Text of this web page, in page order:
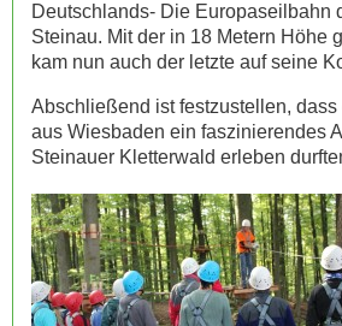
Deutschlands- Die Europaseilbahn
Steinau. Mit der in 18 Metern Höhe
kam nun auch der letzte auf seine
Abschließend ist festzustellen,
aus Wiesbaden ein faszinierendes
Steinauer Kletterwald erleben